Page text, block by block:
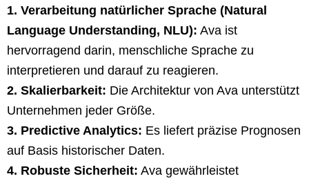
1. Verarbeitung natürlicher Sprache (Natural
Language Understanding, NLU): Ava ist
hervorragend darin, menschliche Sprache zu
interpretieren und darauf zu reagieren.
2. Skalierbarkeit: Die Architektur von Ava unterstützt
Unternehmen jeder Größe.
3. Predictive Analytics: Es liefert präzise Prognosen
auf Basis historischer Daten.
4. Robuste Sicherheit: Ava gewährleistet